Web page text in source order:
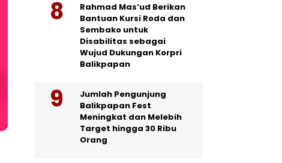
Rahmad Mas’ud Berikan
Bantuan Kursi Roda dan
Sembako untuk
Disabilitas sebagai
Wujud Dukungan Korpri
Balikpapan
Jumlah Pengunjung
Balikpapan Fest
Meningkat dan Melebih
Target hingga 30 Ribu
Orang